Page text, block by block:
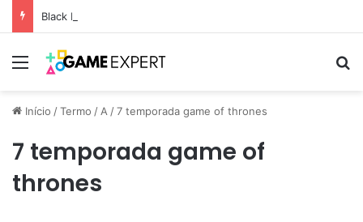
Black Friday: descontos incríveis em eletrônicos
Menu
Início /Termo / A /7 temporada game of thrones
7 temporada game of
thrones